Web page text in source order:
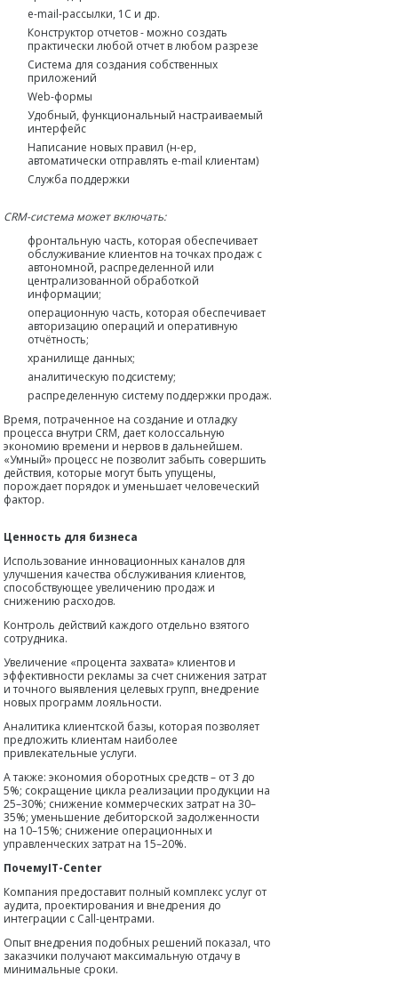
e-mail-рассылки, 1C и др.
Конструктор отчетов - можно создать
практически любой отчет в любом разрезе
Система для создания собственных
приложений
Web-формы
Удобный, функциональный настраиваемый
интерфейс
Написание новых правил (н-ер,
автоматически отправлять e-mail клиентам)
Служба поддержки
CRM-система может включать:
фронтальную часть, которая обеспечивает
обслуживание клиентов на точках продаж с
автономной, распределенной или
централизованной обработкой
информации;
операционную часть, которая обеспечивает
авторизацию операций и оперативную
отчётность;
хранилище данных;
аналитическую подсистему;
распределенную систему поддержки продаж.
Время, потраченное на создание и отладку
процесса внутри CRM, дает колоссальную
экономию времени и нервов в дальнейшем.
«Умный» процесс не позволит забыть совершить
действия, которые могут быть упущены,
порождает порядок и уменьшает человеческий
фактор.
Ценность для бизнеса
Использование инновационных каналов для
улучшения качества обслуживания клиентов,
способствующее увеличению продаж и
снижению расходов.
Контроль действий каждого отдельно взятого
сотрудника.
Увеличение «процента захвата» клиентов и
эффективности рекламы за счет снижения затрат
и точного выявления целевых групп, внедрение
новых программ лояльности.
Аналитика клиентской базы, которая позволяет
предложить клиентам наиболее
привлекательные услуги.
А также: экономия оборотных средств – от 3 до
5%; сокращение цикла реализации продукции на
25–30%; снижение коммерческих затрат на 30–
35%; уменьшение дебиторской задолженности
на 10–15%; снижение операционных и
управленческих затрат на 15–20%.
ПочемуIT-Center
Компания предоставит полный комплекс услуг от
аудита, проектирования и внедрения до
интеграции с Call-центрами.
Опыт внедрения подобных решений показал, что
заказчики получают максимальную отдачу в
минимальные сроки.